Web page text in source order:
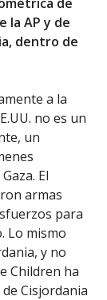
la AP y de
dentro de
a la
no es un
un
El
armas
para
Lo mismo
y no
Children ha
Cisjordania